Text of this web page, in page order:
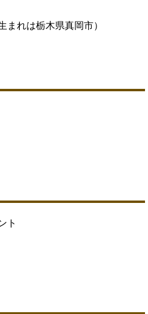
まれは栃木県真岡市）
ト